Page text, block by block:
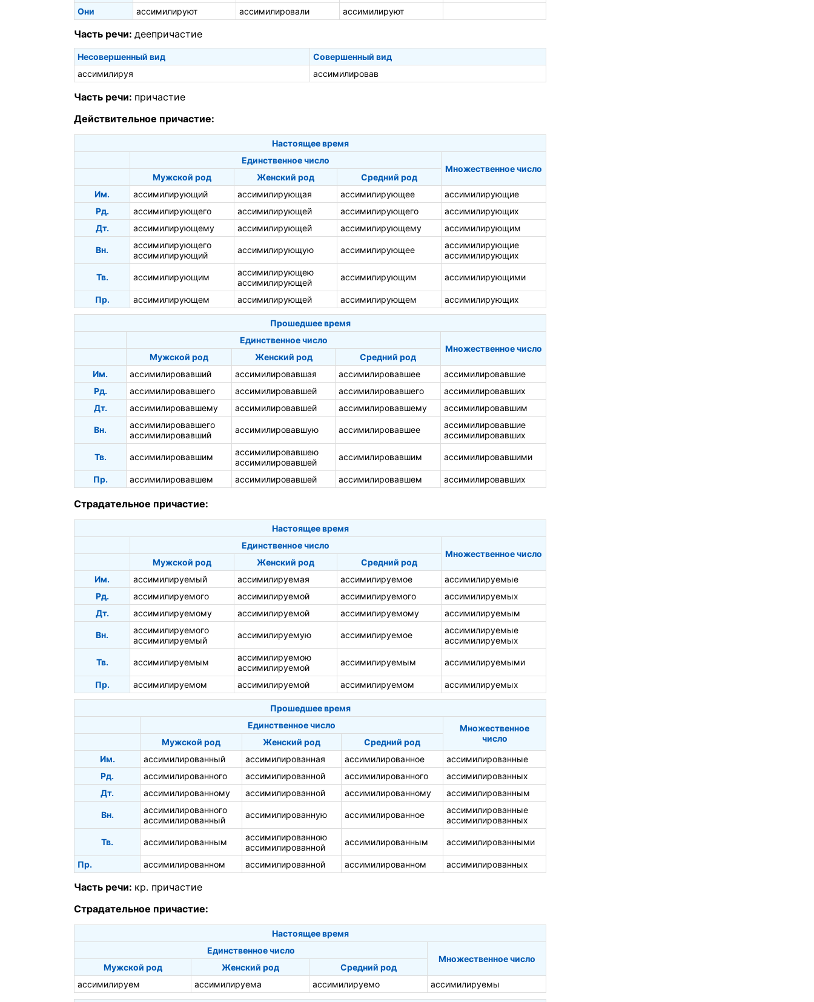
Они
ассимилируют ассимилировали ассимилируют
Часть речи: деепричастие
Несовершенный вид
Совершенный вид
ассимилируя
ассимилировав
Часть речи: причастие
Действительное причастие:
Настоящее время
Единственное число
Множественное число
Мужской род
Женский род
Средний род
Им.
ассимилирующий ассимилирующая ассимилирующее
ассимилирующие
Рд.
ассимилирующего ассимилирующей ассимилирующего
ассимилирующих
Дт.
ассимилирующему ассимилирующей ассимилирующему ассимилирующим
Вн.
ассимилирующего
ассимилирующий
ассимилирующую ассимилирующее
ассимилирующие
ассимилирующих
Тв. ассимилирующим
ассимилирующею
ассимилирующей
ассимилирующим ассимилирующими
Пр. ассимилирующем ассимилирующей ассимилирующем ассимилирующих
Прошедшее время
Единственное число
Множественное число
Мужской род
Женский род
Средний род
Им.
ассимилировавший ассимилировавшая ассимилировавшее
ассимилировавшие
Рд.
ассимилировавшего ассимилировавшей ассимилировавшего
ассимилировавших
Дт.
ассимилировавшему ассимилировавшей ассимилировавшему ассимилировавшим
Вн.
ассимилировавшего
ассимилировавший
ассимилировавшую ассимилировавшее
ассимилировавшие
ассимилировавших
Тв. ассимилировавшим
ассимилировавшею
ассимилировавшей
ассимилировавшим ассимилировавшими
Пр. ассимилировавшем ассимилировавшей ассимилировавшем ассимилировавших
Страдательное причастие:
Настоящее время
Единственное число
Множественное число
Мужской род
Женский род
Средний род
Им.
ассимилируемый ассимилируемая ассимилируемое
ассимилируемые
Рд.
ассимилируемого ассимилируемой ассимилируемого
ассимилируемых
Дт.
ассимилируемому ассимилируемой ассимилируемому ассимилируемым
Вн.
ассимилируемого
ассимилируемый
ассимилируемую ассимилируемое
ассимилируемые
ассимилируемых
Тв. ассимилируемым
ассимилируемою
ассимилируемой
ассимилируемым ассимилируемыми
Пр. ассимилируемом ассимилируемой ассимилируемом ассимилируемых
Прошедшее время
Единственное число
Множественное
число
Мужской род Женский род
Средний род
Им.
ассимилированный ассимилированная ассимилированное
ассимилированные
Рд.
ассимилированного ассимилированной ассимилированного
ассимилированных
Дт.
ассимилированному ассимилированной ассимилированному ассимилированным
Вн.
ассимилированного
ассимилированный
ассимилированную ассимилированное
ассимилированные
ассимилированных
Тв. ассимилированным
ассимилированною
ассимилированной
ассимилированным ассимилированными
Пр. ассимилированном ассимилированной ассимилированном ассимилированных
Часть речи: кр. причастие
Страдательное причастие:
Настоящее время
Единственное число
Множественное число
Мужской род
Женский род
Средний род
ассимилируем
ассимилируема ассимилируемо ассимилируемы